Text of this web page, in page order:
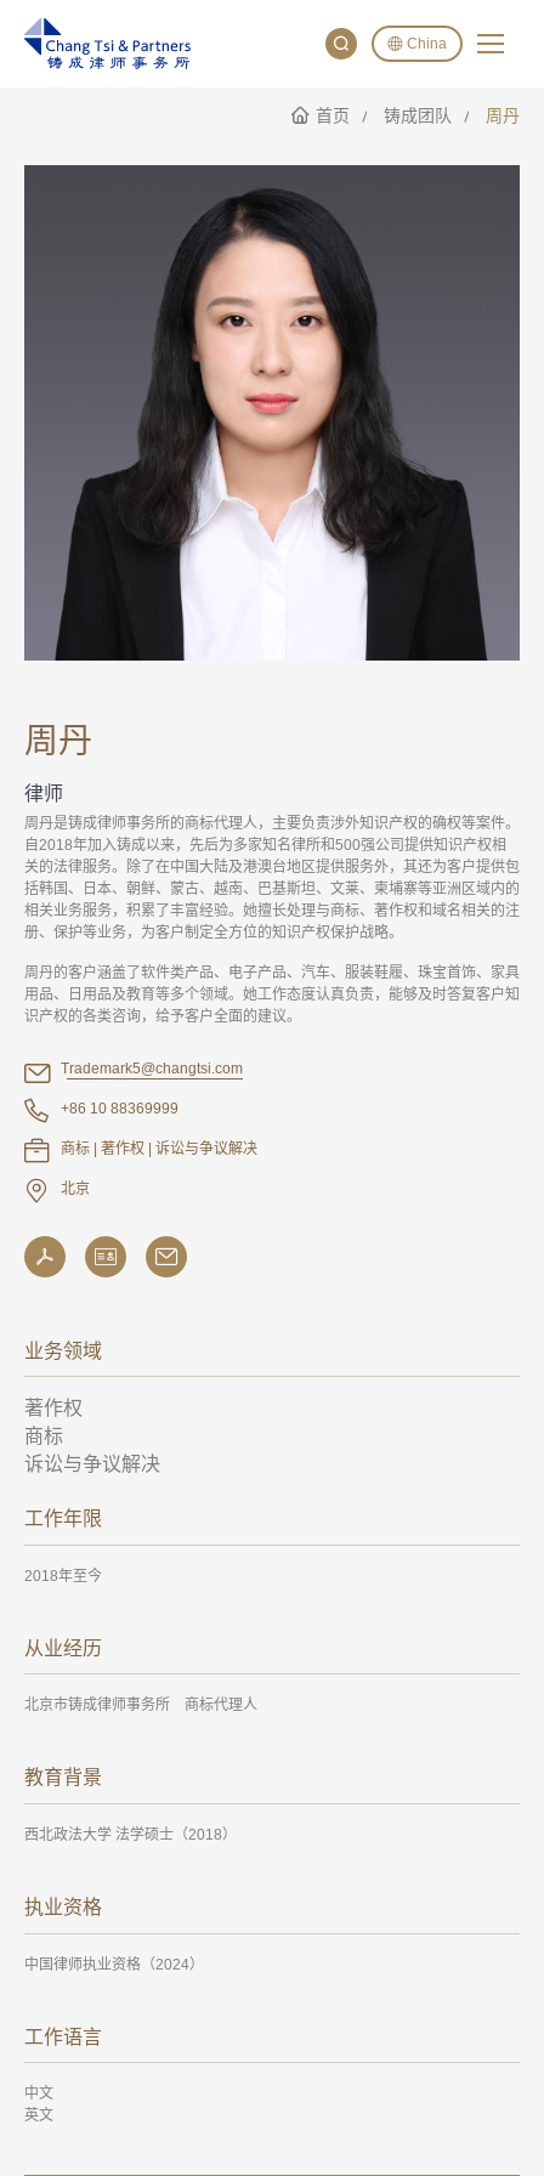
China
English
首页 铸成团队 周丹
周丹
律师
周丹是铸成律师事务所的商标代理人，主要负责涉外知识产权的确权等案件。
自2018年加入铸成以来，先后为多家知名律所和500强公司提供知识产权相
关的法律服务。除了在中国大陆及港澳台地区提供服务外，其还为客户提供包
括韩国、日本、朝鲜、蒙古、越南、巴基斯坦、文莱、柬埔寨等亚洲区域内的
相关业务服务，积累了丰富经验。她擅长处理与商标、著作权和域名相关的注
册、保护等业务，为客户制定全方位的知识产权保护战略。
周丹的客户涵盖了软件类产品、电子产品、汽车、服装鞋履、珠宝首饰、家具
用品、日用品及教育等多个领域。她工作态度认真负责，能够及时答复客户知
识产权的各类咨询，给予客户全面的建议。
Trademark5@changtsi.com
+86 10 88369999
商标 | 著作权 | 诉讼与争议解决
北京
业务领域
著作权
商标
诉讼与争议解决
工作年限
2018年至今
从业经历
北京市铸成律师事务所 商标代理人
教育背景
西北政法大学 法学硕士（2018）
执业资格
中国律师执业资格（2024）
工作语言
中文
英文